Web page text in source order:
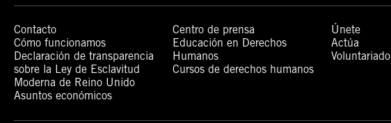
Contacto
Cómo funcionamos
Declaración de transparencia
sobre la Ley de Esclavitud
Moderna de Reino Unido
Asuntos económicos
Centro de prensa
Educación en Derechos
Humanos
Cursos de derechos humanos
Únete
Actúa
Voluntariado